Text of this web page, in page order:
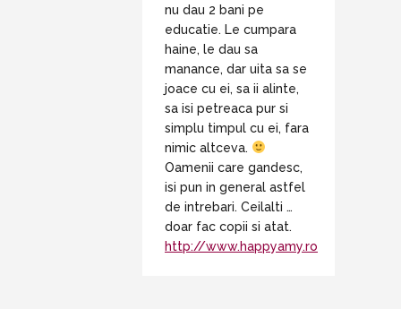
nu dau 2 bani pe
educatie. Le cumpara
haine, le dau sa
manance, dar uita sa se
joace cu ei, sa ii alinte,
sa isi petreaca pur si
simplu timpul cu ei, fara
nimic altceva.
Oamenii care gandesc,
isi pun in general astfel
de intrebari. Ceilalti …
doar fac copii si atat.
http://www.happyamy.ro